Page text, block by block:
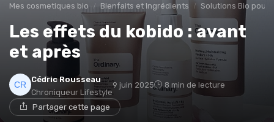
Mes cosmetiques bio Bienfaits et Ingrédients Solutions Bio pour
Les effets du kobido : avant
et après
Cédric Rousseau
Chroniqueur Lifestyle
9 juin 2025 8 min de lecture
Partager cette page